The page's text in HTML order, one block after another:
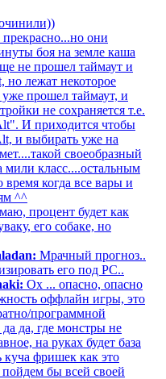
прекрасно...но они
боя на земле каша
не прошел таймаут и
но лежат некоторое
прошел таймаут, и
не сохраняется т.е.
И приходится чтобы
и выбирать уже на
своеобразный
мили класс....остальным
когда все вары и
^^
процент будет как
его собаке, но
Мрачный прогноз..
его под РС..
Ох ... опасно, опасно
оффлайн игры, это
программной
да, где монстры не
на руках будет база
фришек как это
бы всей своей